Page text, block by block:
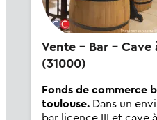
Vente - Bar - Cave à vins - Toulouse
(31000)
Fonds de commerce
toulouse.Dans un